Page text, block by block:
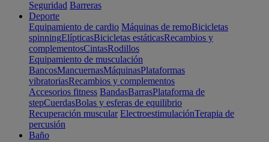
Seguridad Barreras
Deporte
Equipamiento de cardio Máquinas de remoBicicletas
spinningElípticasBicicletas estáticasRecambios y
complementosCintasRodillos
Equipamiento de musculación
BancosMancuernasMáquinasPlataformas
vibratoriasRecambios y complementos
Accesorios fitness BandasBarrasPlataforma de
stepCuerdasBolas y esferas de equilibrio
Recuperación muscular ElectroestimulaciónTerapia de
percusión
Baño